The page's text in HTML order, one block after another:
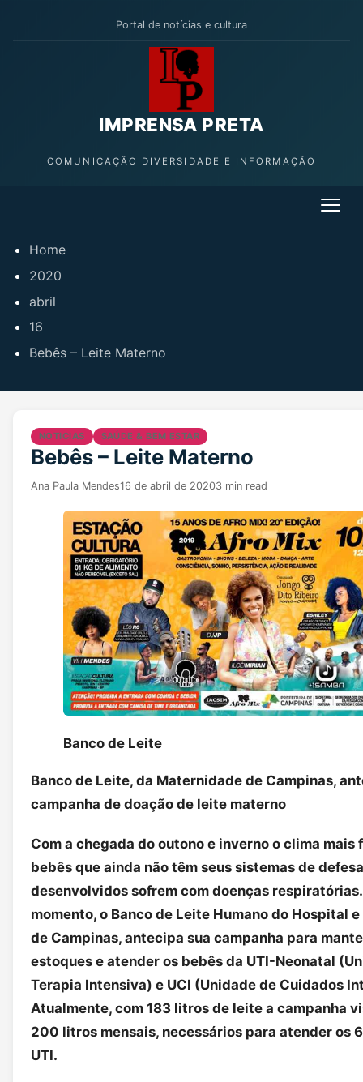
Portal de notícias e cultura
IMPRENSA PRETA
COMUNICAÇÃO DIVERSIDADE E INFORMAÇÃO
Home
2020
abril
16
Bebês – Leite Materno
NOTICIAS SAÚDE & BEM ESTAR
Bebês – Leite Materno
Ana Paula Mendes16 de abril de 20203 min read
Banco de Leite
Banco de Leite, da Maternidade de Campinas,
campanha de doação de leite materno
Com a chegada do outono e inverno o clima mais
bebês que ainda não têm seus sistemas de defesa
desenvolvidos sofrem com doenças
momento, o Banco de Leite Humano do Hospital
de Campinas, antecipa sua campanha para
estoques e atender os bebês da UTI-Neonatal
Terapia Intensiva) e UCI (Unidade de Cuidados
Atualmente, com 183 litros de leite a campanha
200 litros mensais, necessários para atender os
UTI.